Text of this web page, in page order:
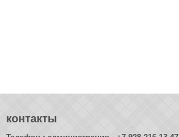
контакты